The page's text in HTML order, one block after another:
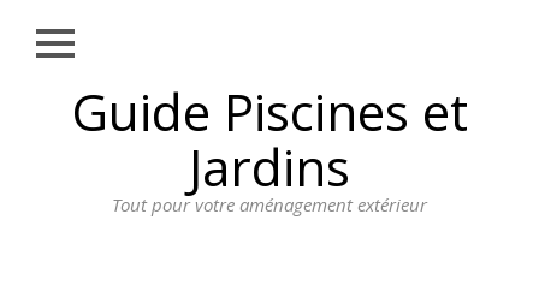
Guide Piscines et
Jardins
Tout pour votre aménagement extérieur
Close
AMÉNAGEMENT
EXTÉRIEUR